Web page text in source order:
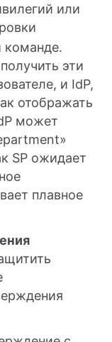
или
команде.
эти
и IdP,
отображать
может
SP ожидает
плавное